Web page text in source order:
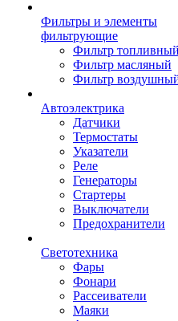
Фильтры и элементы
фильтрующие
Фильтр топливный
Фильтр масляный
Фильтр
Автоэлектрика
Датчики
Термостаты
Указатели
Реле
Генераторы
Стартеры
Выключатели
Предохранители
Светотехника
Фары
Фонари
Рассеиватели
Маяки